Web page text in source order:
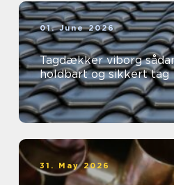
01. June 2026
Tagdækker viborg sådan får du et
holdbart og sikkert tag
31. May 2026